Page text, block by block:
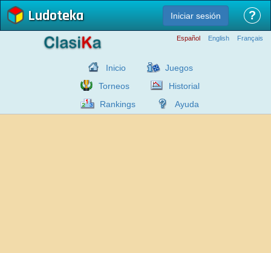
Ludoteka Iniciar sesión ?
Español English Français
Inicio
Juegos
Torneos
Historial
Rankings
Ayuda